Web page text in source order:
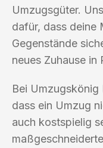
Umzugsgüter.
dafür, dass deine
Gegenstände
neues Zuhause in
Bei Umzugskönig
dass ein Umzug
auch kostspielig